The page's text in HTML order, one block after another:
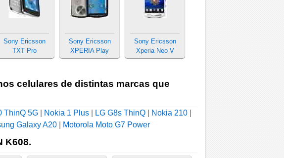
Sony Ericsson
TXT Pro
Sony Ericsson
XPERIA Play
Sony Ericsson
Xperia Neo V
celulares de distintas marcas que
ThinQ 5G Nokia 1 Plus LG G8s ThinQ Nokia 210
Galaxy A20 Motorola Moto G7 Power
K608.